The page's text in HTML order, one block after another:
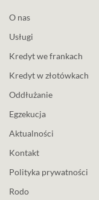
O nas
Usługi
Kredyt we frankach
Kredyt w złotówkach
Oddłużanie
Egzekucja
Aktualności
Kontakt
Polityka prywatności
Rodo